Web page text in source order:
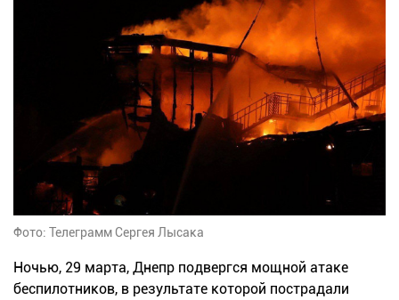
Фото: Телеграмм Сергея Лысака
Ночью, 29 марта, Днепр подвергся мощной атаке
беспилотников, в результате которой пострадали